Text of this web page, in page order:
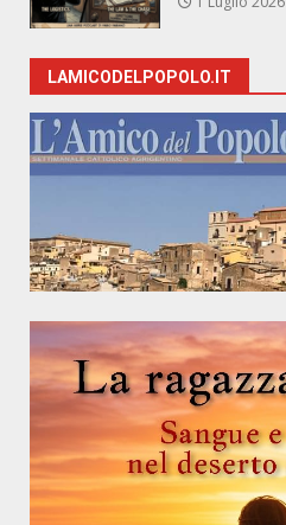
LAMICODELPOPOLO.IT